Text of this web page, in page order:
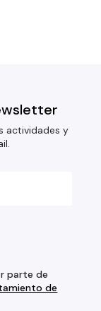
actividades y
parte de
de